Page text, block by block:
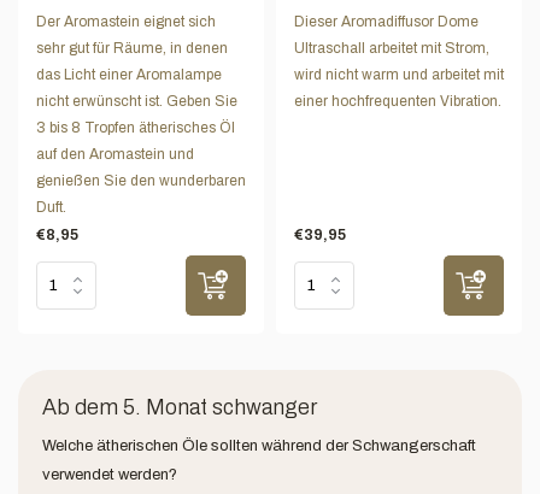
Der Aromastein eignet sich
sehr gut für Räume, in denen
das Licht einer Aromalampe
nicht erwünscht ist. Geben Sie
3 bis 8 Tropfen ätherisches Öl
auf den Aromastein und
genießen Sie den wunderbaren
Duft.
€8,95
Dieser Aromadiffusor Dome
Ultraschall arbeitet mit Strom,
wird nicht warm und arbeitet mit
einer hochfrequenten Vibration.
€39,95
Ab dem 5. Monat schwanger
Welche ätherischen Öle sollten während der Schwangerschaft
verwendet werden?